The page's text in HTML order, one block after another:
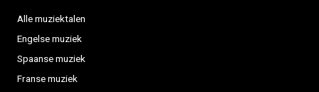
Alle muziektalen
Engelse muziek
Spaanse muziek
Franse muziek